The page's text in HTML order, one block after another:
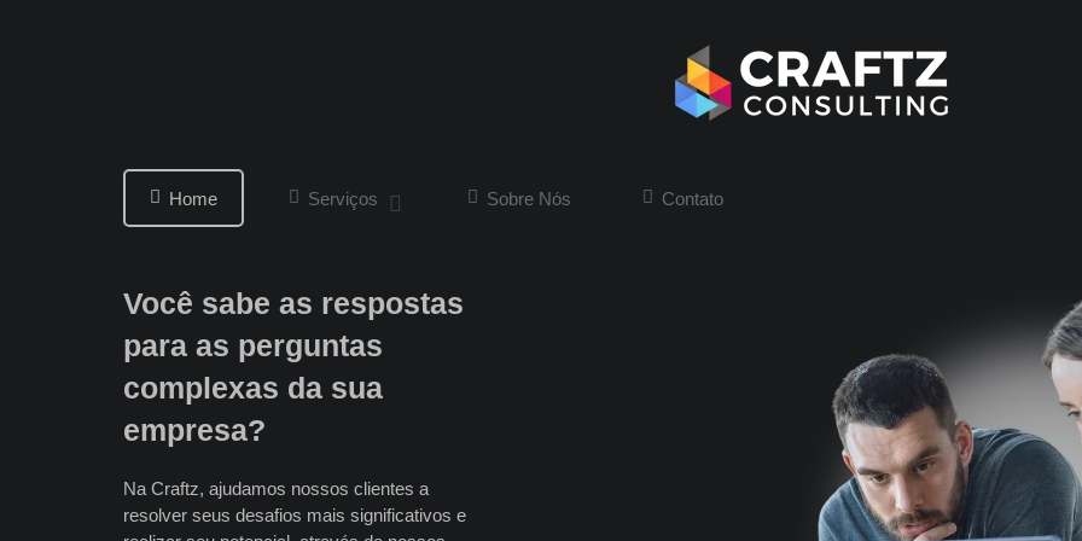
Home Serviços Sobre Nós Contato
Você sabe as respostas
para as perguntas
complexas da sua
empresa?
Na Craftz, ajudamos nossos clientes a
resolver seus desafios mais significativos e
Do crescimento linear
ao exponencial
As empresas precisam ser construídas de
forma à escalar com sucesso. Ter uma
rapidamente às mudanças é obrigatório
para o crescimento dos negócios. Na
Craftz, fornecemos insights e ajudamos